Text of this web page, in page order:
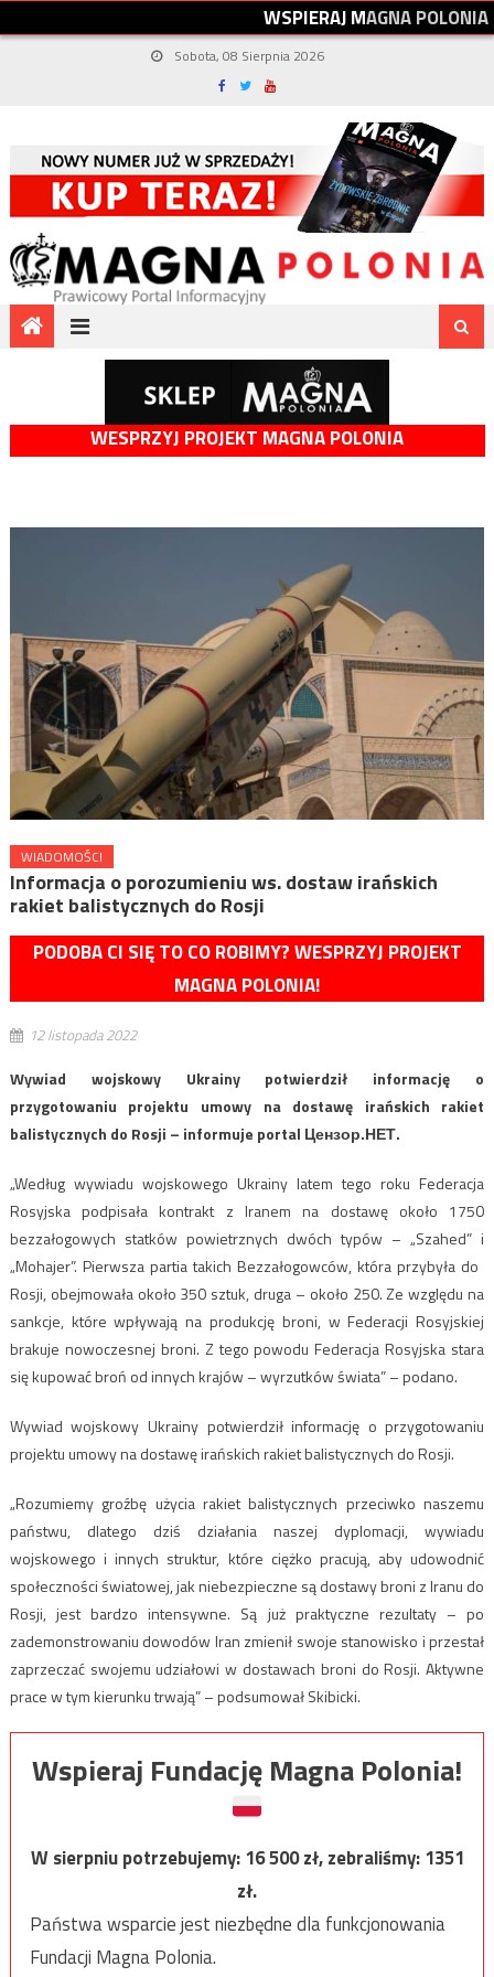
WSPIERAJMAGNAPOLONIA
Sobota, 08 Sierpnia 2026
WESPRZYJ PROJEKT MAGNA POLONIA
WIADOMOŚCI
Informacja o porozumieniu ws. dostaw irańskich
rakiet balistycznych do Rosji
PODOBA CI SIĘ TO CO ROBIMY? WESPRZYJ PROJEKT
MAGNA POLONIA!
12 listopada 2022
Wywiad wojskowy Ukrainy potwierdził informację o
przygotowaniu projektu umowy na dostawę irańskich rakiet
balistycznych do Rosji – informuje portal Цензор.НЕТ.
„Według wywiadu wojskowego Ukrainy latem tego roku Federacja
Rosyjska podpisała kontrakt z Iranem na dostawę około 1750
bezzałogowych statków powietrznych dwóch typów – „Szahed” i
„Mohajer”. Pierwsza partia takich Bezzałogowców, która przybyła do ​​
Rosji, obejmowała około 350 sztuk, druga – około 250. Ze względu na
sankcje, które wpływają na produkcję broni, w Federacji Rosyjskiej
brakuje nowoczesnej broni. Z tego powodu Federacja Rosyjska stara
się kupować broń od innych krajów – wyrzutków świata” – podano.
Wywiad wojskowy Ukrainy potwierdził informację o przygotowaniu
projektu umowy na dostawę irańskich rakiet balistycznych do Rosji.
„Rozumiemy groźbę użycia rakiet balistycznych przeciwko naszemu
państwu, dlatego dziś działania naszej dyplomacji, wywiadu
wojskowego i innych struktur, które ciężko pracują, aby udowodnić
społeczności światowej, jak niebezpieczne są dostawy broni z Iranu do
Rosji, jest bardzo intensywne. Są już praktyczne rezultaty – po
zademonstrowaniu dowodów Iran zmienił swoje stanowisko i przestał
zaprzeczać swojemu udziałowi w dostawach broni do Rosji. Aktywne
prace w tym kierunku trwają” – podsumował Skibicki.
Wspieraj Fundację Magna Polonia!
W sierpniu potrzebujemy:16 500zł, zebraliśmy:1351
zł.
Państwa wsparcie jest niezbędne dla funkcjonowania
Fundacji Magna Polonia.